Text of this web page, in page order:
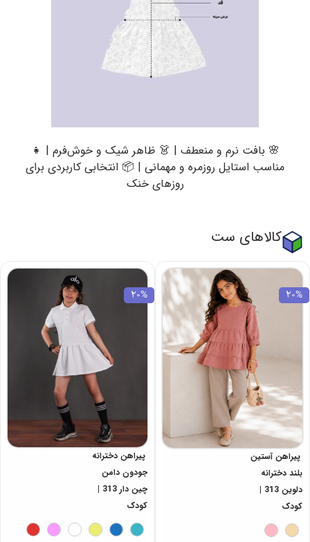
🌸 بافت نرم و منعطف | 👗 ظاهر شیک و خوش‌فرم | 👧
مناسب استایل روزمره و مهمانی | 📦 انتخابی کاربردی برای
روزهای خنک
کالاهای ست
20%
پیراهن آستین
بلند دخترانه
دلوین 313 |
کودک
20%
پیراهن دخترانه
جودون دامن
چین دار 313 |
کودک